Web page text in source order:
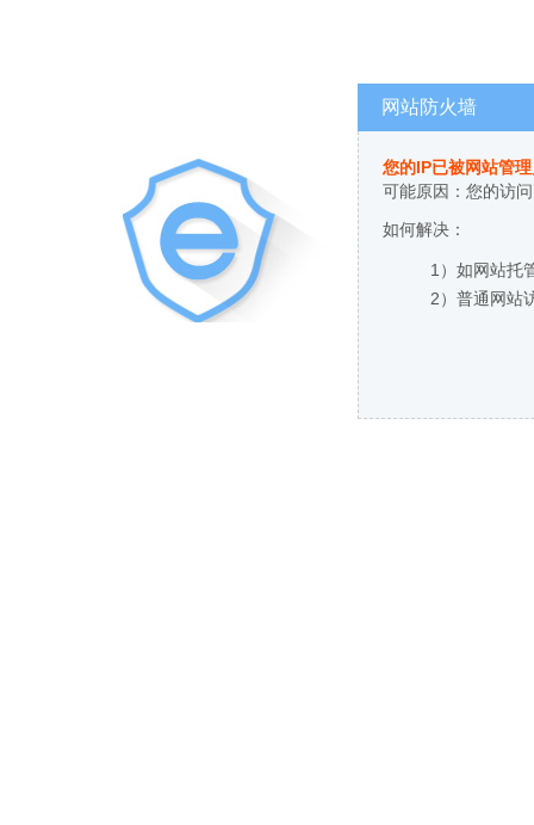
网站防火墙
您的IP已被网站管
可能原因：您的访
如何解决：
1）如网站托
2）普通网站